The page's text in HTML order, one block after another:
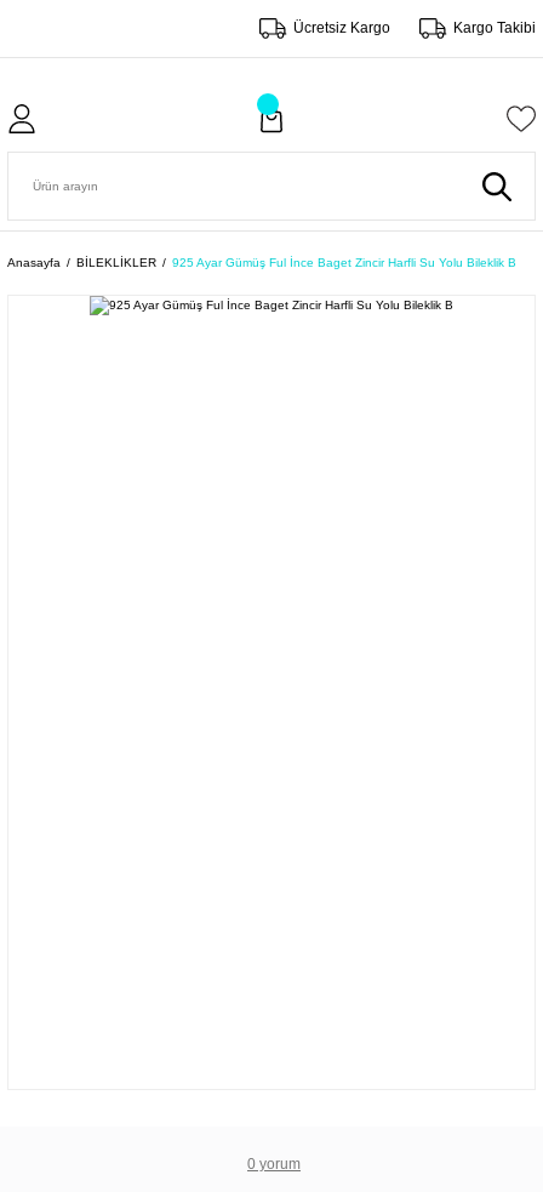
Ücretsiz Kargo Kargo Takibi
Anasayfa BİLEKLİKLER 925 Ayar Gümüş Ful İnce Baget Zincir Harfli Su Yolu Bileklik B
0 yorum